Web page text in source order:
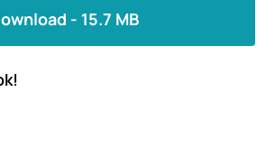
- 15.7 MB